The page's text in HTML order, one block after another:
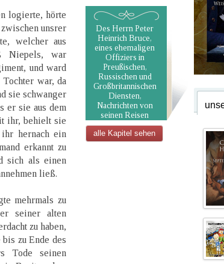
logierte, hörte
unsrer
welcher aus
Niepels, war
und ward
war, da
sie schwanger
er sie aus dem
ihr, behielt sie
hernach ein
erkannt zu
sich als einen
ließ.
mehrmals zu
seiner alten
zu haben,
zu Ende des
Tode seinen
Des Herrn Peter
Heinrich Bruce,
eines ehemaligen
Offiziers in
Preußischen,
Russischen und
Großbritannischen
Diensten,
Nachrichten von
seinen Reisen
alle Kapitel sehen